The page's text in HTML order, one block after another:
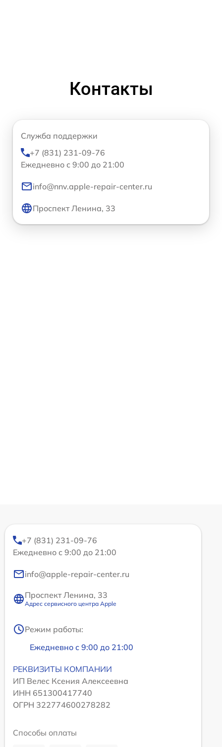
Контакты
Служба поддержки
+7 (831) 231-09-76
Ежедневно с 9:00 до 21:00
info@nnv.apple-repair-center.ru
Проспект Ленина, 33
+7 (831) 231-09-76
Ежедневно с 9:00 до 21:00
info@apple-repair-center.ru
Проспект Ленина, 33
Адрес сервисного центра Apple
Режим работы:
Ежедневно с 9:00 до 21:00
РЕКВИЗИТЫ КОМПАНИИ
ИП Велес Ксения Алексеевна
ИНН 651300417740
ОГРН 322774600278282
Способы оплаты